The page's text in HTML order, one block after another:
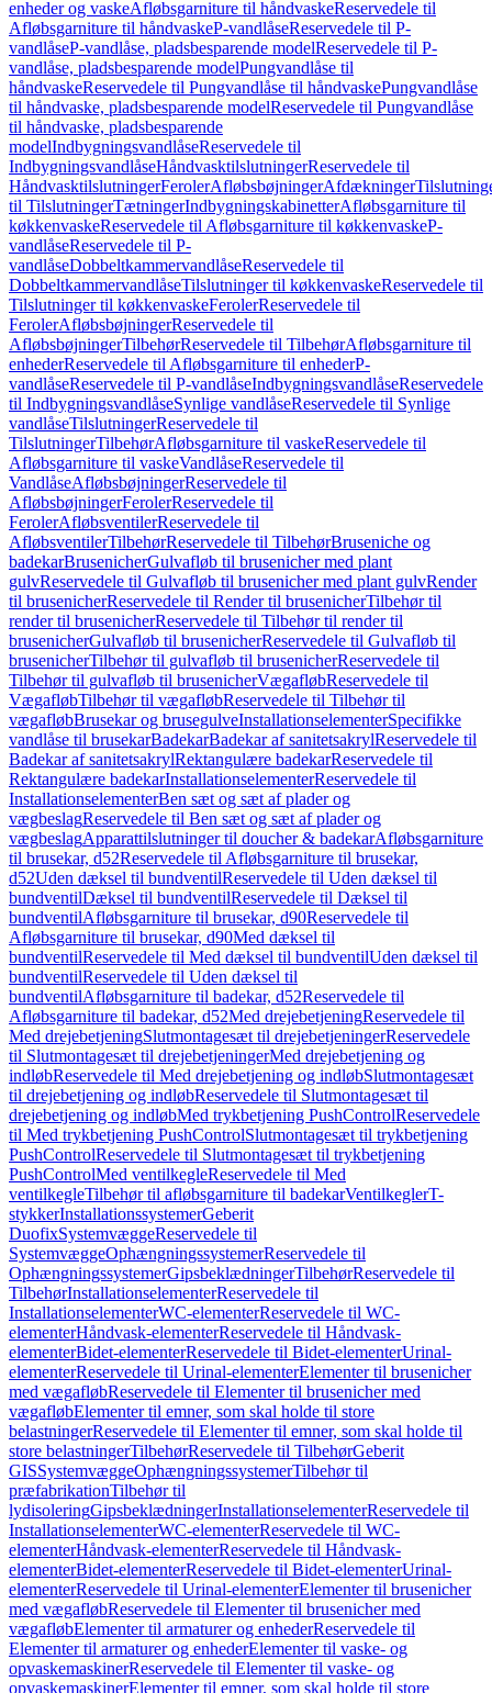
enheder og vaskeAfløbsgarniture til håndvaskeReservedele til
Afløbsgarniture til håndvaskeP-vandlåseReservedele til P-
vandlåseP-vandlåse, pladsbesparende modelReservedele til P-
vandlåse, pladsbesparende modelPungvandlåse til
håndvaskeReservedele til Pungvandlåse til håndvaskePungvandlåse
til håndvaske, pladsbesparende modelReservedele til Pungvandlåse
til håndvaske, pladsbesparende
modelIndbygningsvandlåseReservedele til
IndbygningsvandlåseHåndvasktilslutningerReservedele til
HåndvasktilslutningerFerolerAfløbsbøjningerAfdækninger
til TilslutningerTætningerIndbygningskabinetterAfløbsgarniture til
køkkenvaskeReservedele til Afløbsgarniture til køkkenvaskeP-
vandlåseReservedele til P-
vandlåseDobbeltkammervandlåseReservedele til
DobbeltkammervandlåseTilslutninger til køkkenvaskeReservedele til
Tilslutninger til køkkenvaskeFerolerReservedele til
FerolerAfløbsbøjningerReservedele til
AfløbsbøjningerTilbehørReservedele til TilbehørAfløbsgarniture til
enhederReservedele til Afløbsgarniture til enhederP-
vandlåseReservedele til P-vandlåseIndbygningsvandlåseReservedele
til IndbygningsvandlåseSynlige vandlåseReservedele til Synlige
vandlåseTilslutningerReservedele til
TilslutningerTilbehørAfløbsgarniture til vaskeReservedele til
Afløbsgarniture til vaskeVandlåseReservedele til
VandlåseAfløbsbøjningerReservedele til
AfløbsbøjningerFerolerReservedele til
FerolerAfløbsventilerReservedele til
AfløbsventilerTilbehørReservedele til TilbehørBruseniche og
badekarBrusenicherGulvafløb til brusenicher med plant
gulvReservedele til Gulvafløb til brusenicher med plant gulvRender
til brusenicherReservedele til Render til brusenicherTilbehør til
render til brusenicherReservedele til Tilbehør til render til
brusenicherGulvafløb til brusenicherReservedele til Gulvafløb til
brusenicherTilbehør til gulvafløb til brusenicherReservedele til
Tilbehør til gulvafløb til brusenicherVægafløbReservedele til
VægafløbTilbehør til vægafløbReservedele til Tilbehør til
vægafløbBrusekar og brusegulveInstallationselementerSpecifikke
vandlåse til brusekarBadekarBadekar af sanitetsakrylReservedele til
Badekar af sanitetsakrylRektangulære badekarReservedele til
Rektangulære badekarInstallationselementerReservedele til
InstallationselementerBen sæt og sæt af plader og
vægbeslagReservedele til Ben sæt og sæt af plader og
vægbeslagApparattilslutninger til doucher & badekarAfløbsgarniture
til brusekar, d52Reservedele til Afløbsgarniture til brusekar,
d52Uden dæksel til bundventilReservedele til Uden dæksel til
bundventilDæksel til bundventilReservedele til Dæksel til
bundventilAfløbsgarniture til brusekar, d90Reservedele til
Afløbsgarniture til brusekar, d90Med dæksel til
bundventilReservedele til Med dæksel til bundventilUden dæksel til
bundventilReservedele til Uden dæksel til
bundventilAfløbsgarniture til badekar, d52Reservedele til
Afløbsgarniture til badekar, d52Med drejebetjeningReservedele til
Med drejebetjeningSlutmontagesæt til drejebetjeningerReservedele
til Slutmontagesæt til drejebetjeningerMed drejebetjening og
indløbReservedele til Med drejebetjening og indløbSlutmontagesæt
til drejebetjening og indløbReservedele til Slutmontagesæt til
drejebetjening og indløbMed trykbetjening PushControlReservedele
til Med trykbetjening PushControlSlutmontagesæt til trykbetjening
PushControlReservedele til Slutmontagesæt til trykbetjening
PushControlMed ventilkegleReservedele til Med
ventilkegleTilbehør til afløbsgarniture til badekarVentilkeglerT-
stykkerInstallationssystemerGeberit
DuofixSystemvæggeReservedele til
SystemvæggeOphængningssystemerReservedele til
OphængningssystemerGipsbeklædningerTilbehørReservedele til
TilbehørInstallationselementerReservedele til
InstallationselementerWC-elementerReservedele til WC-
elementerHåndvask-elementerReservedele til Håndvask-
elementerBidet-elementerReservedele til Bidet-elementerUrinal-
elementerReservedele til Urinal-elementerElementer til brusenicher
med vægafløbReservedele til Elementer til brusenicher med
vægafløbElementer til emner, som skal holde til store
belastningerReservedele til Elementer til emner, som skal holde til
store belastningerTilbehørReservedele til TilbehørGeberit
GISSystemvæggeOphængningssystemerTilbehør til
præfabrikationTilbehør til
lydisoleringGipsbeklædningerInstallationselementerReservedele til
InstallationselementerWC-elementerReservedele til WC-
elementerHåndvask-elementerReservedele til Håndvask-
elementerBidet-elementerReservedele til Bidet-elementerUrinal-
elementerReservedele til Urinal-elementerElementer til brusenicher
med vægafløbReservedele til Elementer til brusenicher med
vægafløbElementer til armaturer og enhederReservedele til
Elementer til armaturer og enhederElementer til vaske- og
opvaskemaskinerReservedele til Elementer til vaske- og
opvaskemaskinerElementer til emner, som skal holde til store